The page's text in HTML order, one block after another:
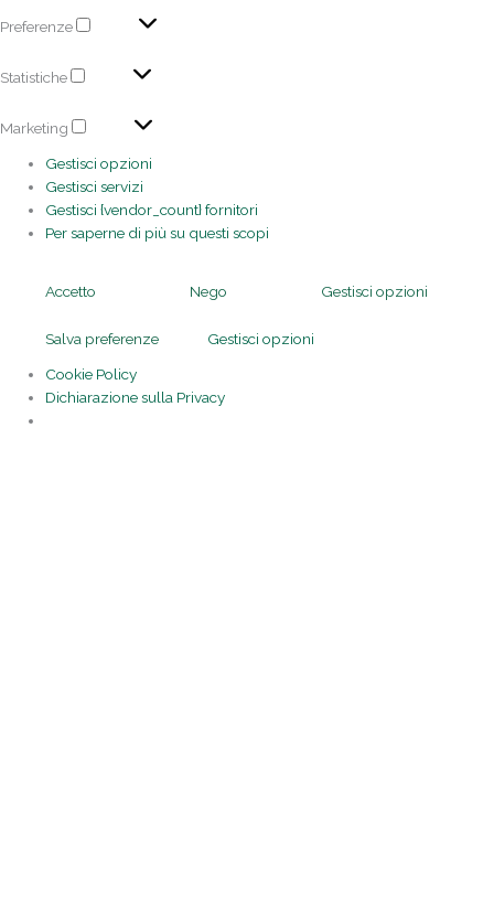
Preferenze
Statistiche
Marketing
Gestisci opzioni
Gestisci servizi
Gestisci {vendor_count} fornitori
Per saperne di più su questi scopi
Accetto Nego Gestisci opzioni
Salva preferenze
Gestisci opzioni
Cookie Policy
Dichiarazione sulla Privacy